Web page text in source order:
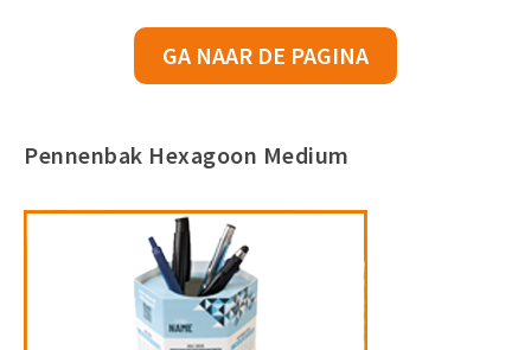
GA NAAR DE PAGINA
Pennenbak Hexagoon Medium